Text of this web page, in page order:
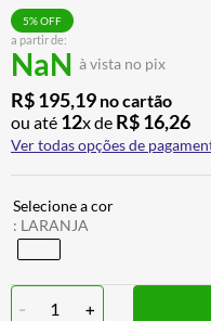
a partir de:
NaN à vista no pix
5% OFF
R$195,19 no cartão
ou até 12x de R$16,26
Ver todas opções de
: LARANJA
- 1 +
10º